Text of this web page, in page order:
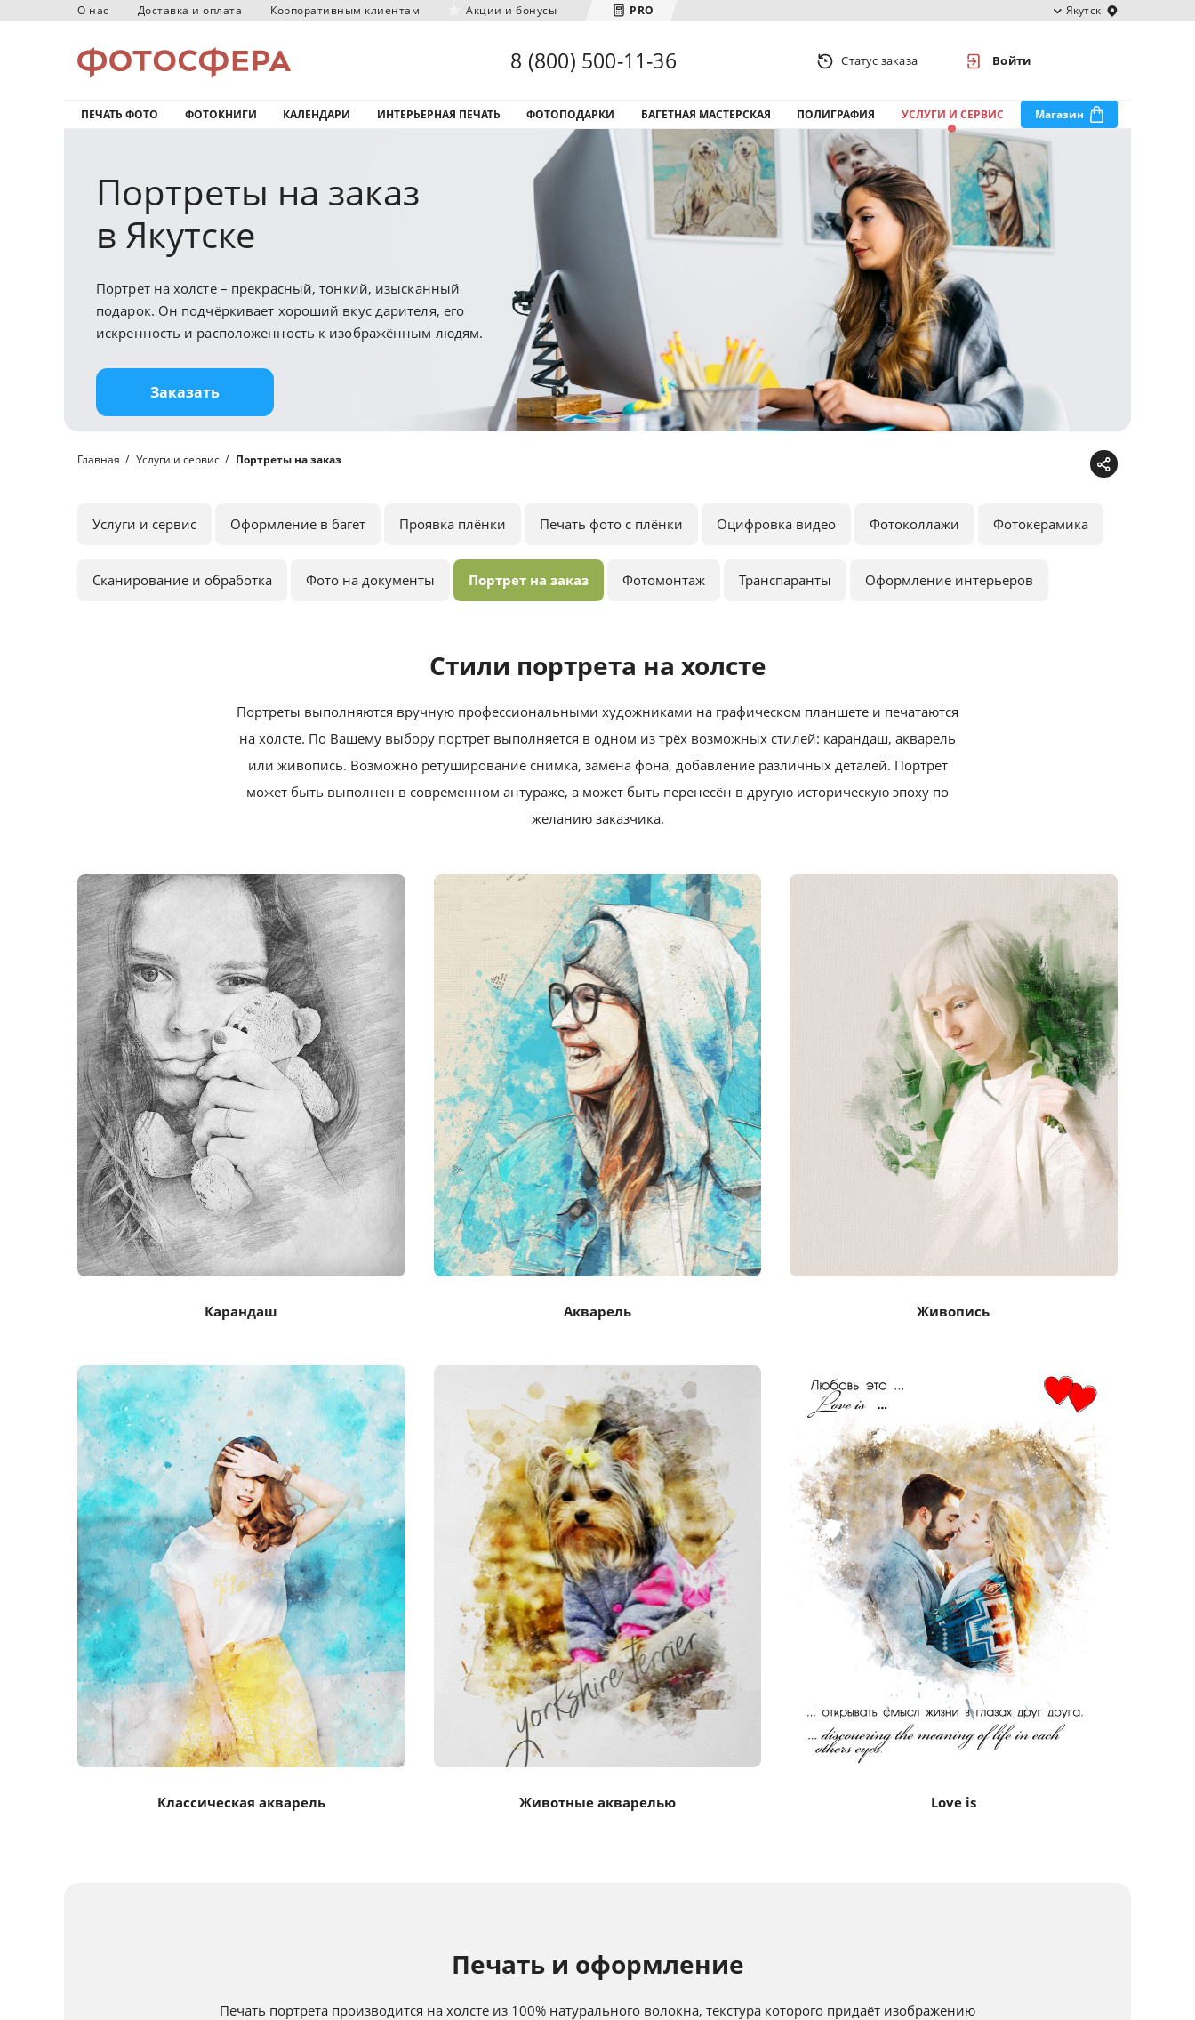
О нас Доставка и оплата Корпоративным клиентам Акции и бонусы PRO Якутск
Загрузка городов...
8 (800) 500-11-36 Статус заказа Войти
ПЕЧАТЬ ФОТО ФОТОКНИГИ КАЛЕНДАРИ ИНТЕРЬЕРНАЯ ПЕЧАТЬ ФОТОПОДАРКИ БАГЕТНАЯ МАСТЕРСКАЯ ПОЛИГРАФИЯ УСЛУГИ И СЕРВИС Магазин
Портреты на заказ
в Якутске
Портрет на холсте – прекрасный, тонкий, изысканный
подарок. Он подчёркивает хороший вкус дарителя, его
искренность и расположенность к изображённым людям.
Заказать
Главная Услуги и сервис Портреты на заказ
Услуги и сервис Оформление в багет Проявка плёнки Печать фото с плёнки Оцифровка видео Фотоколлажи Фотокерамика
Сканирование и обработка Фото на документы Портрет на заказ Фотомонтаж Транспаранты Оформление интерьеров
Стили портрета на холсте
Портреты выполняются вручную профессиональными художниками на графическом планшете и печатаются
на холсте. По Вашему выбору портрет выполняется в одном из трёх возможных стилей: карандаш, акварель
или живопись. Возможно ретуширование снимка, замена фона, добавление различных деталей. Портрет
может быть выполнен в современном антураже, а может быть перенесён в другую историческую эпоху по
желанию заказчика.
Карандаш Акварель Живопись
Классическая акварель Животные акварелью Love is
Печать и оформление
Печать портрета производится на холсте из 100% натурального волокна, текстура которого придаёт изображению